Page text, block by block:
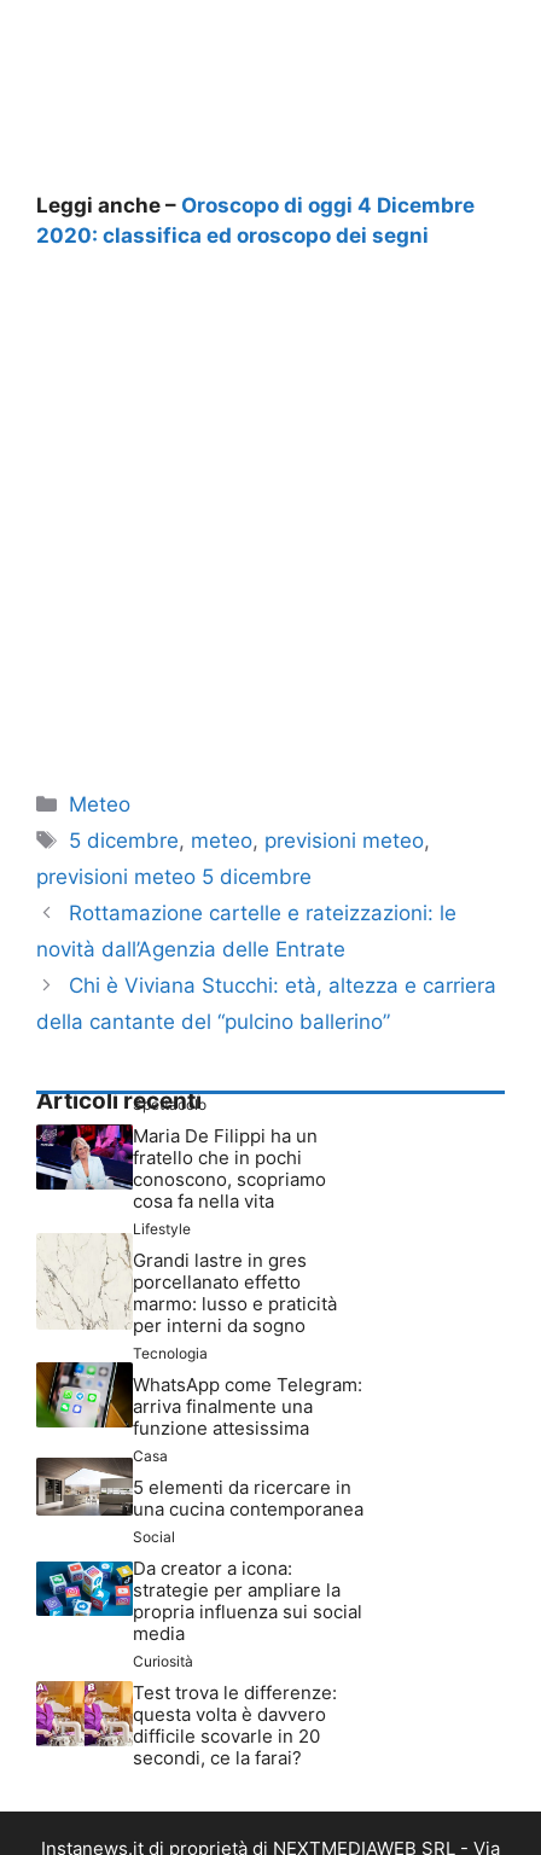
Leggi anche – Oroscopo di oggi 4 Dicembre
2020: classifica ed oroscopo dei segni
Categorie
Meteo
Tag
5 dicembre, meteo, previsioni meteo,
previsioni meteo 5 dicembre
Rottamazione cartelle e rateizzazioni: le
novità dall’Agenzia delle Entrate
Chi è Viviana Stucchi: età, altezza e carriera
della cantante del “pulcino ballerino”
Articoli recenti
Spettacolo
Maria De Filippi ha un
fratello che in pochi
conoscono, scopriamo
cosa fa nella vita
Lifestyle
Grandi lastre in gres
porcellanato effetto
marmo: lusso e praticità
per interni da sogno
Tecnologia
WhatsApp come Telegram:
arriva finalmente una
funzione attesissima
Casa
5 elementi da ricercare in
una cucina contemporanea
Social
Da creator a icona:
strategie per ampliare la
propria influenza sui social
media
Curiosità
Test trova le differenze:
questa volta è davvero
difficile scovarle in 20
secondi, ce la farai?
Instanews.it di proprietà di NEXTMEDIAWEB SRL - Via